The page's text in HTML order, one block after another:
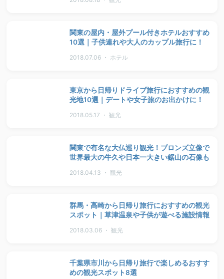
関東の屋内・屋外プール付きホテルおすすめ
10選｜子供連れや大人のカップル旅行に！
2018.07.06 ・ ホテル
東京から日帰りドライブ旅行におすすめの観
光地10選｜デートや女子旅のお出かけに！
2018.05.17 ・ 観光
関東で有名な大仏巡り観光！ブロンズ立像で
世界最大の牛久や日本一大きい鋸山の石像も
2018.04.13 ・ 観光
群馬・高崎から日帰り旅行におすすめの観光
スポット｜草津温泉や子供が遊べる施設情報
2018.03.06 ・ 観光
千葉県市川から日帰り旅行で楽しめるおすす
めの観光スポット8選